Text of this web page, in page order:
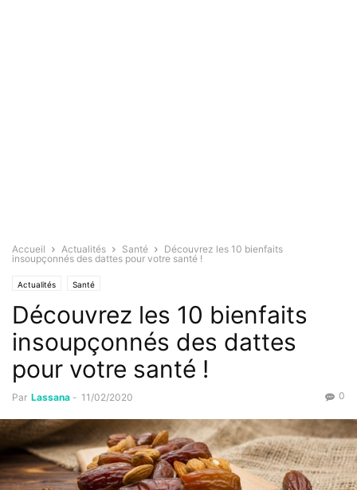
Accueil Actualités Santé
Découvrez les 10 bienfaits
insoupçonnés des dattes pour votre santé !
Actualités Santé
Découvrez les 10 bienfaits
insoupçonnés des dattes
pour votre santé !
Par Lassana - 11/02/2020 0